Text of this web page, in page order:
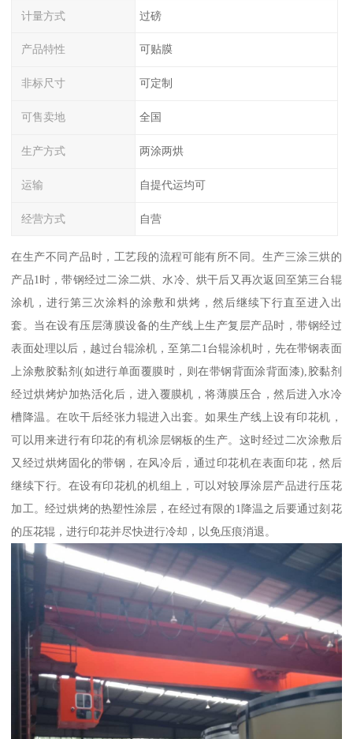
计量方式 过磅
产品特性 可贴膜
非标尺寸 可定制
可售卖地 全国
生产方式 两涂两烘
运输 自提代运均可
经营方式 自营
在生产不同产品时，工艺段的流程可能有所不同。生产三涂三烘的
产品1时，带钢经过二涂二烘、水冷、烘干后又再次返回至第三台辊
涂机，进行第三次涂料的涂敷和烘烤，然后继续下行直至进入出
套。当在设有压层薄膜设备的生产线上生产复层产品时，带钢经过
表面处理以后，越过台辊涂机，至第二1台辊涂机时，先在带钢表面
上涂敷胶黏剂(如进行单面覆膜时，则在带钢背面涂背面漆),胶黏剂
经过烘烤炉加热活化后，进入覆膜机，将薄膜压合，然后进入水冷
槽降温。在吹干后经张力辊进入出套。如果生产线上设有印花机，
可以用来进行有印花的有机涂层钢板的生产。这时经过二次涂敷后
又经过烘烤固化的带钢，在风冷后，通过印花机在表面印花，然后
继续下行。在设有印花机的机组上，可以对较厚涂层产品进行压花
加工。经过烘烤的热塑性涂层，在经过有限的1降温之后要通过刻花
的压花辊，进行印花并尽快进行冷却，以免压痕消退。